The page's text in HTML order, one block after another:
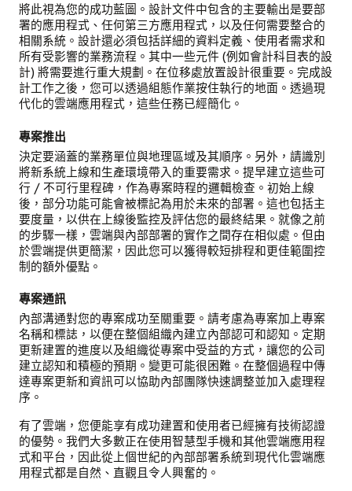
將此視為您的成功藍圖。設計文件中包含的主要輸出是要部
署的應用程式、任何第三方應用程式，以及任何需要整合的
相關系統。設計還必須包括詳細的資料定義、使用者需求和
所有受影響的業務流程。其中一些元件 (例如會計科目表的設
計) 將需要進行重大規劃。在位移處放置設計很重要。完成設
計工作之後，您可以透過組態作業按住執行的地面。透過現
代化的雲端應用程式，這些任務已經簡化。
專案推出
決定要涵蓋的業務單位與地理區域及其順序。另外，請識別
將新系統上線和生產環境帶入的重要需求。提早建立這些可
行 / 不可行里程碑，作為專案時程的邏輯檢查。初始上線
後，部分功能可能會被標記為用於未來的部署。這也包括主
要度量，以供在上線後監控及評估您的最終結果。就像之前
的步驟一樣，雲端與內部部署的實作之間存在相似處。但由
於雲端提供更簡潔，因此您可以獲得較短排程和更佳範圍控
制的額外優點。
專案通訊
內部溝通對您的專案成功至關重要。請考慮為專案加上專案
名稱和標誌，以便在整個組織內建立內部認可和認知。定期
更新建置的進度以及組織從專案中受益的方式，讓您的公司
建立認知和積極的預期。變更可能很困難。在整個過程中傳
達專案更新和資訊可以協助內部團隊快速調整並加入處理程
序。
有了雲端，您便能享有成功建置和使用者已經擁有技術認證
的優勢。我們大多數正在使用智慧型手機和其他雲端應用程
式和平台，因此從上個世紀的內部部署系統到現代化雲端應
用程式都是自然、直觀且令人興奮的。